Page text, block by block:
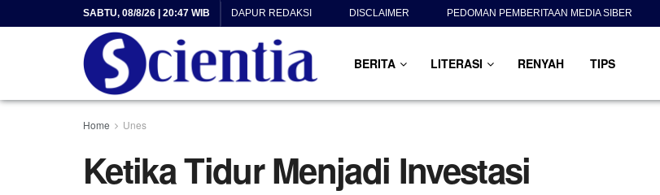
SABTU, 08/8/26 | 20:47 WIB DAPUR REDAKSI DISCLAIMER PEDOMAN PEMBERITAAN MEDIA SIBER
BERITA LITERASI RENYAH TIPS
Home Unes
Ketika Tidur Menjadi Investasi